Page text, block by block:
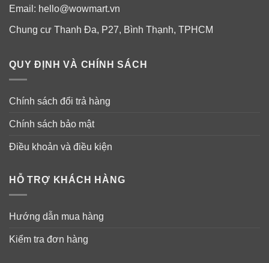
sinh.
Công thức độc quyền Neuro Complete được kết hợp
Bổ sung các dưỡng chất: Choline, Sắt và DHA.
Phát triển thị giác non nớt của trẻ dưới 1 tuổi.
Giàu vitamin và khoáng chất.
Giúp bé phát triển toàn diện về thể chất và trí tuệ.
Bột sữa mịn, dễ tan, dễ khuấy và hệ tiêu hóa của bé
dễ hấp thu.
Email: hello@wowmart.vn
Chung cư Thanh Đa, P27, Bình Thạnh, TPHCM
QUY ĐỊNH VÀ CHÍNH SÁCH
Chính sách đổi trả hàng
Chính sách bảo mật
Điều khoản và điều kiện
HỖ TRỢ KHÁCH HÀNG
Hướng dẫn mua hàng
Kiểm tra đơn hàng